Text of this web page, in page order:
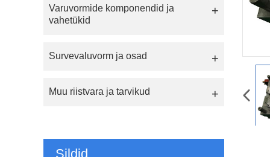
Varuvormide komponendid ja
vahetükid
Survevaluvorm ja osad
Muu riistvara ja tarvikud
Sildid